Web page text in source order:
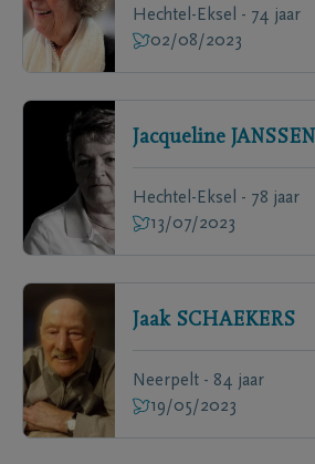
Hechtel-Eksel - 74 jaar
02/08/2023
Jacqueline JANSSEN
Hechtel-Eksel - 78 jaar
13/07/2023
Jaak SCHAEKERS
Neerpelt - 84 jaar
19/05/2023